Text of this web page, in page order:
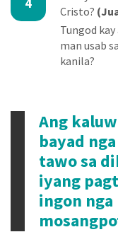
Cristo?
Tungod
man usab
kanila?
Ang
bayad
tawo sa
iyang
ingon nga